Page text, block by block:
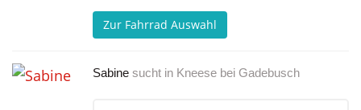
Zur Fahrrad Auswahl
Sabine sucht in Kneese bei Gadebusch